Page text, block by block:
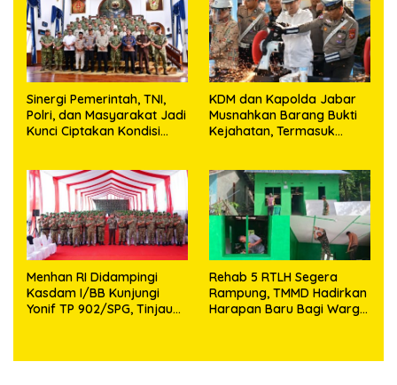
Sinergi Pemerintah, TNI,
Polri, dan Masyarakat Jadi
Kunci Ciptakan Kondisi
KDM dan Kapolda Jabar
Musnahkan Barang Bukti
Kejahatan, Termasuk
Menhan RI Didampingi
Kasdam I/BB Kunjungi
Yonif TP 902/SPG, Tinjau
Rehab 5 RTLH Segera
Rampung, TMMD Hadirkan
Harapan Baru Bagi Warga